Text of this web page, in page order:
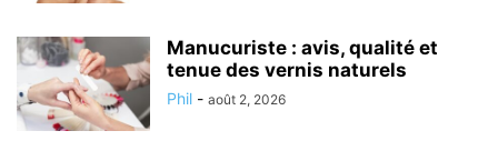
Manucuriste : avis, qualité et
tenue des vernis naturels
Phil - août 2, 2026